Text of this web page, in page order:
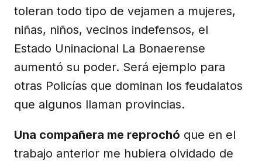
toleran todo tipo de vejamen a mujeres,
niñas, niños, vecinos indefensos, el
Estado Uninacional La Bonaerense
aumentó su poder. Será ejemplo para
otras Policías que dominan los feudalatos
que algunos llaman provincias.
Una compañera me reprochó que en el
trabajo anterior me hubiera olvidado de